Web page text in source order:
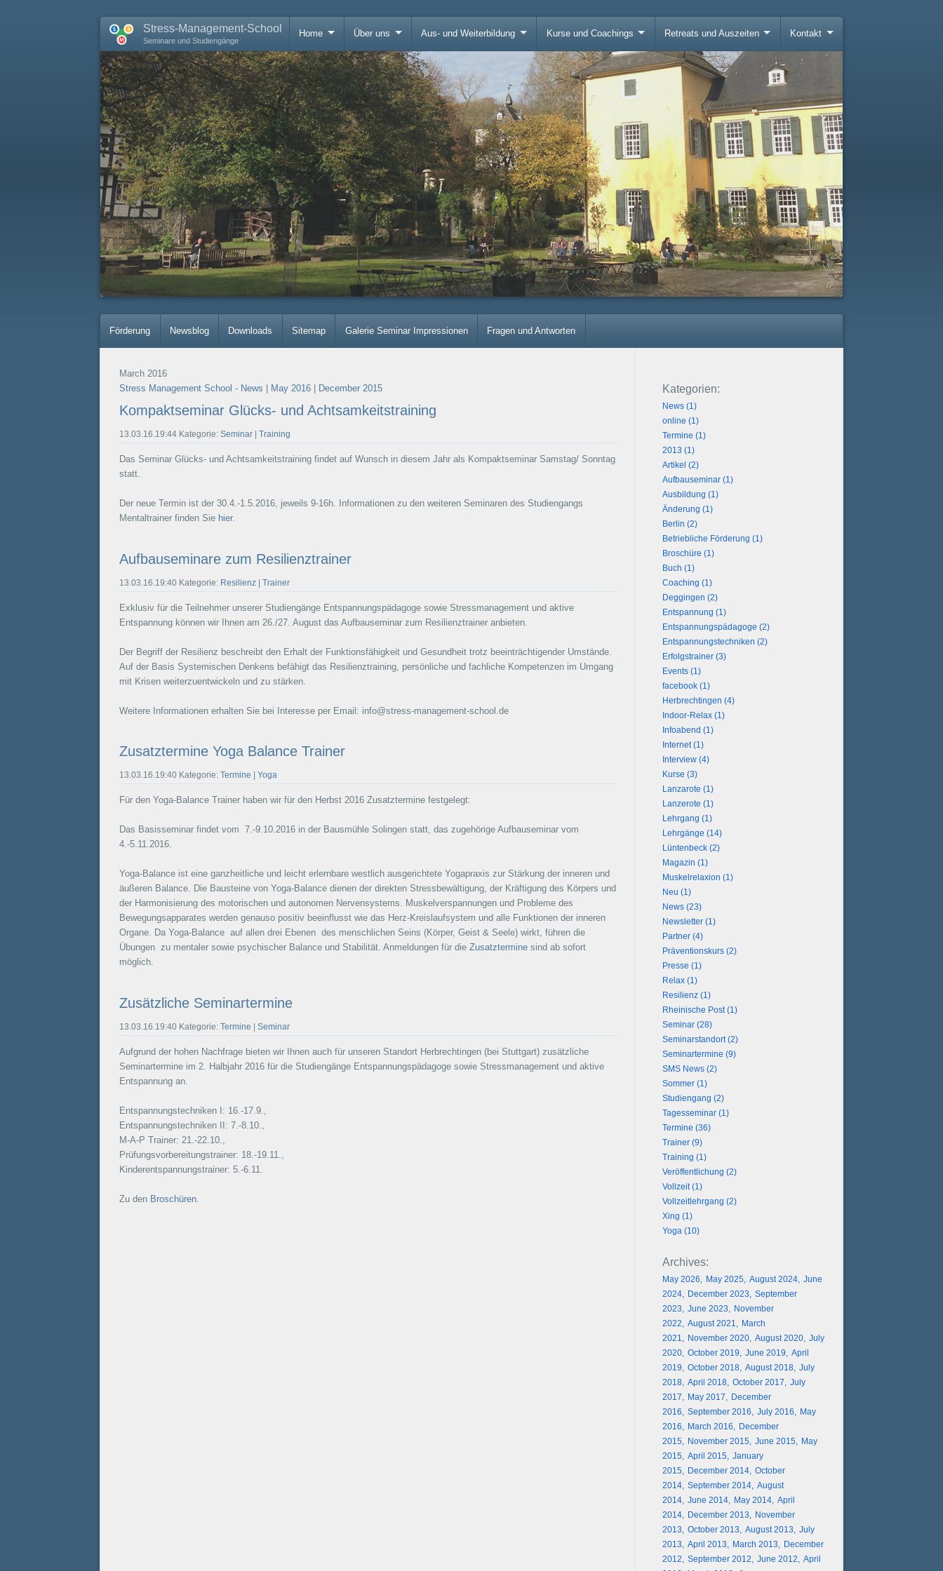
Stress-Management-School
Seminare und Studiengänge
Home Über uns Aus- und Weiterbildung Kurse und Coachings Retreats und Auszeiten Kontakt
Förderung Newsblog Downloads Sitemap Galerie Seminar Impressionen Fragen und Antworten
March 2016
Stress Management School - News
May 2016| December 2015
Kompaktseminar Glücks- und Achtsamkeitstraining
13.03.16.19:44 Kategorie: Seminar| Training
Das Seminar Glücks- und Achtsamkeitstraining findet auf Wunsch in diesem Jahr als Kompaktseminar Samstag/ Sonntag
statt.
Der neue Termin ist der 30.4.-1.5.2016, jeweils 9-16h. Informationen zu den weiteren Seminaren des Studiengangs
Mentaltrainer finden Sie hier.
Aufbauseminare zum Resilienztrainer
13.03.16.19:40 Kategorie: Resilienz| Trainer
Exklusiv für die Teilnehmer unserer Studiengänge Entspannungspädagoge sowie Stressmanagement und aktive
Entspannung können wir Ihnen am 26./27. August das Aufbauseminar zum Resilienztrainer anbieten.
Der Begriff der Resilienz beschreibt den Erhalt der Funktionsfähigkeit und Gesundheit trotz beeinträchtigender Umstände.
Auf der Basis Systemischen Denkens befähigt das Resilienztraining, persönliche und fachliche Kompetenzen im Umgang
mit Krisen weiterzuentwickeln und zu stärken.
Weitere Informationen erhalten Sie bei Interesse per Email: info@stress-management-school.de
Zusatztermine Yoga Balance Trainer
13.03.16.19:40 Kategorie: Termine Yoga
Für den Yoga-Balance Trainer haben wir für den Herbst 2016 Zusatztermine festgelegt:
Das Basisseminar findet vom 7.-9.10.2016 in der Bausmühle Solingen statt, das zugehörige Aufbauseminar vom
4.-5.11.2016.
Yoga-Balance ist eine ganzheitliche und leicht erlernbare westlich ausgerichtete Yogapraxis zur Stärkung der inneren und
äußeren Balance. Die Bausteine von Yoga-Balance dienen der direkten Stressbewältigung, der Kräftigung des Körpers und
der Harmonisierung des motorischen und autonomen Nervensystems. Muskelverspannungen und Probleme des
Bewegungsapparates werden genauso positiv beeinflusst wie das Herz-Kreislaufsystem und alle Funktionen der inneren
Organe. Da Yoga-Balance auf allen drei Ebenen des menschlichen Seins (Körper, Geist & Seele) wirkt, führen die
Übungen zu mentaler sowie psychischer Balance und Stabilität. Anmeldungen für die Zusatzterminesind ab sofort
möglich.
Zusätzliche Seminartermine
13.03.16.19:40 Kategorie: Termine Seminar
Aufgrund der hohen Nachfrage bieten wir Ihnen auch für unseren Standort Herbrechtingen (bei Stuttgart) zusätzliche
Seminartermine im 2. Halbjahr 2016 für die Studiengänge Entspannungspädagoge sowie Stressmanagement und aktive
Entspannung an.
Entspannungstechniken I: 16.-17.9.,
Entspannungstechniken II: 7.-8.10.,
M-A-P Trainer: 21.-22.10.,
Prüfungsvorbereitungstrainer: 18.-19.11.,
Kinderentspannungstrainer: 5.-6.11.
Zu den Broschüren.
News (1)
online (1)
Termine (1)
2013 (1)
Artikel (2)
Aufbauseminar (1)
Ausbildung (1)
Änderung (1)
Berlin (2)
Betriebliche Förderung (1)
Broschüre (1)
Buch (1)
Coaching (1)
Deggingen (2)
Entspannung (1)
Entspannungspädagoge (2)
Entspannungstechniken (2)
Erfolgstrainer (3)
Events (1)
facebook (1)
Herbrechtingen (4)
Indoor-Relax (1)
Infoabend (1)
Internet (1)
Interview (4)
Kurse (3)
Lanzarote (1)
Lanzerote (1)
Lehrgang (1)
Lehrgänge (14)
Lüntenbeck (2)
Magazin (1)
Muskelrelaxion (1)
Neu (1)
News (23)
Newsletter (1)
Partner (4)
Präventionskurs (2)
Presse (1)
Relax (1)
Resilienz (1)
Rheinische Post (1)
Seminar (28)
Seminarstandort (2)
Seminartermine (9)
SMS News (2)
Sommer (1)
Studiengang (2)
Tagesseminar (1)
Termine (36)
Trainer (9)
Training (1)
Veröffentlichung (2)
Vollzeit (1)
Vollzeitlehrgang (2)
Xing (1)
Yoga (10)
May 2026 May 2025 August 2024 June
2024
December 2023
September
2023
June 2023
November
2022
August 2021
March
2021
November 2020 August 2020 July
2020 October 2019 June 2019
April
2019
October 2018 August 2018 July
2018 April 2018 October 2017
July
2017
May 2017
December
2016
September 2016 July 2016
May
2016
March 2016
December
2015
November 2015 June 2015
May
2015 April 2015 January
2015
December 2014 October
2014 September 2014 August
2014 June 2014 May 2014 April
2014
December 2013
November
2013
October 2013 August 2013
July
2013
April 2013 March 2013
December
2012
September 2012 June 2012
April